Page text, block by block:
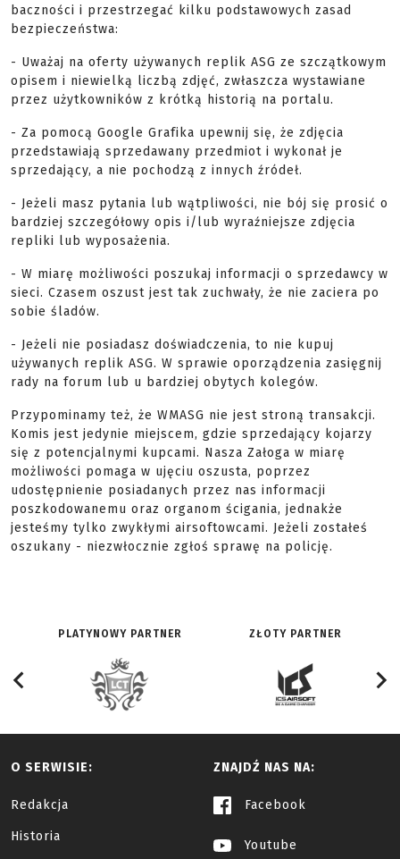
baczności i przestrzegać kilku podstawowych zasad
bezpieczeństwa:
- Uważaj na oferty używanych replik ASG ze szczątkowym
opisem i niewielką liczbą zdjęć, zwłaszcza wystawiane
przez użytkowników z krótką historią na portalu.
- Za pomocą Google Grafika upewnij się, że zdjęcia
przedstawiają sprzedawany przedmiot i wykonał je
sprzedający, a nie pochodzą z innych źródeł.
- Jeżeli masz pytania lub wątpliwości, nie bój się prosić o
bardziej szczegółowy opis i/lub wyraźniejsze zdjęcia
repliki lub wyposażenia.
- W miarę możliwości poszukaj informacji o sprzedawcy w
sieci. Czasem oszust jest tak zuchwały, że nie zaciera po
sobie śladów.
- Jeżeli nie posiadasz doświadczenia, to nie kupuj
używanych replik ASG. W sprawie oporządzenia zasięgnij
rady na forum lub u bardziej obytych kolegów.
Przypominamy też, że WMASG nie jest stroną transakcji.
Komis jest jedynie miejscem, gdzie sprzedający kojarzy
się z potencjalnymi kupcami. Nasza Załoga w miarę
możliwości pomaga w ujęciu oszusta, poprzez
udostępnienie posiadanych przez nas informacji
poszkodowanemu oraz organom ścigania, jednakże
jesteśmy tylko zwykłymi airsoftowcami. Jeżeli zostałeś
oszukany - niezwłocznie zgłoś sprawę na policję.
PLATYNOWY PARTNER ZŁOTY PARTNER
O SERWISIE:
Redakcja
Historia
ZNAJDŹ NAS NA:
Facebook
Youtube